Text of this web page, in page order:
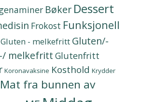
Bøker Dessert
Frokost Funksjonell
Gluten - melkefritt Gluten/-
melkefritt Glutenfritt
Koronavaksine Kosthold Krydder
Mat fra bunnen av